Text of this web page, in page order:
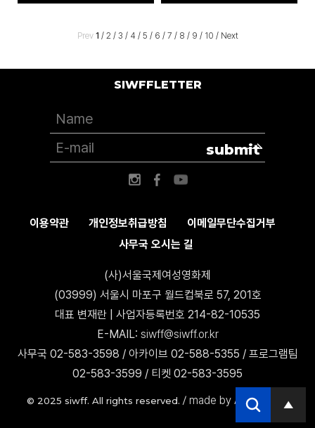
Prev 1 / 2/ 3 / 4 / 5 / 6 / 7 / 8 / 9 / 10 / Next
이용약관 개인정보취급방침
이메일무단수집거부
사무국 오시는 길
(사)서울국제여성영화제
(03999) 서울시 마포구 월드컵북로 57, 201호
대표 변재란 | 사업자등록번호 214-82-10535
E-MAIL: siwff@siwff.or.kr
사무국 02-583-3598 / 아카이브 02-588-5355 / 프로그램팀
02-583-3599 / 티켓 02-583-3595
© 2025 siwff. All rights reserved. / made by AccessICT
SIWFFLETTER
submit